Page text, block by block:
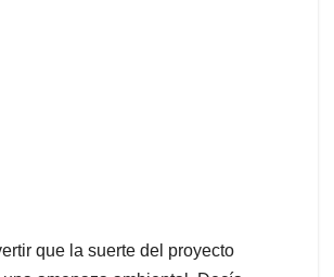
que la suerte del proyecto